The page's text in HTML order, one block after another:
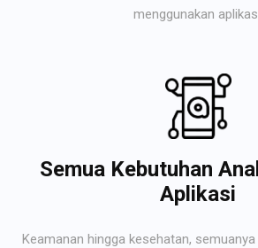
menggunakan
Semua Kebutuhan
Aplikasi
Keamanan hingga kesehatan,